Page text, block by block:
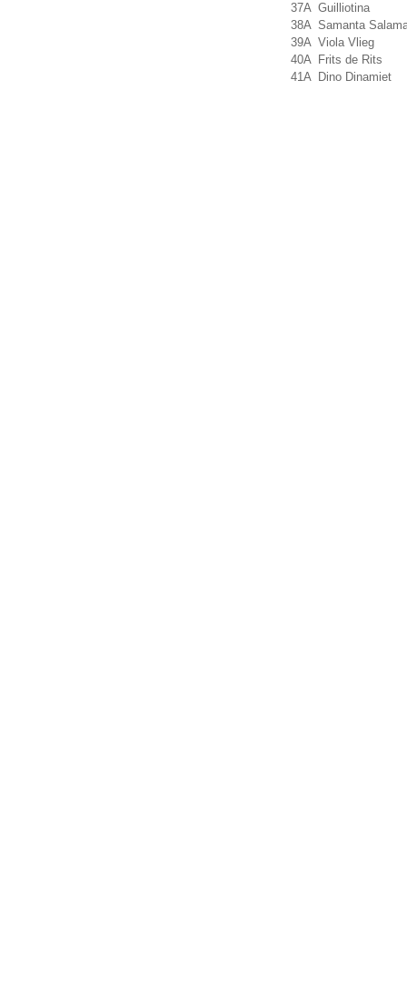
37A Guilliotina
38A Samanta
39A Viola Vlieg
40A
Frits de Rits
41A
Dino Dinamiet